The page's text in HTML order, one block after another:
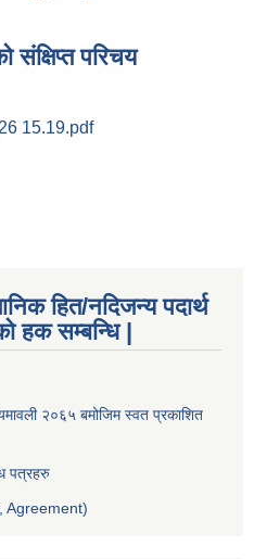
संक्षिप्‍त परिचय
15.19.pdf
हित/नदिजन्य पदार्थ
हक सम्बन्धि |
२०६५ बमोजिम स्वत प्रकाशित
पत्रहरु
Agreement)​